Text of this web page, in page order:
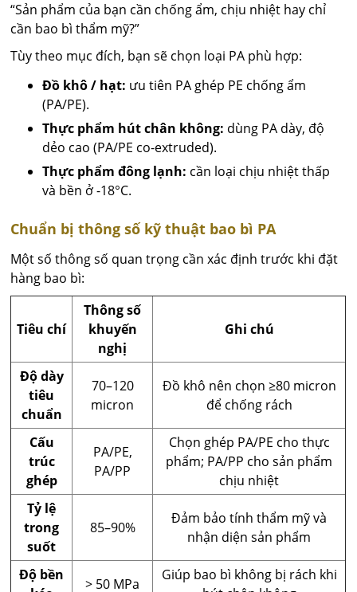
“Sản phẩm của bạn cần chống ẩm, chịu nhiệt hay chỉ
cần bao bì thẩm mỹ?”
Tùy theo mục đích, bạn sẽ chọn loại PA phù hợp:
Đồ khô / hạt: ưu tiên PA ghép PE chống ẩm
(PA/PE).
Thực phẩm hút chân không: dùng PA dày, độ
dẻo cao (PA/PE co-extruded).
Thực phẩm đông lạnh: cần loại chịu nhiệt thấp
và bền ở -18°C.
Chuẩn bị thông số kỹ thuật bao bì PA
Một số thông số quan trọng cần xác định trước khi đặt
hàng bao bì:
Tiêu chí
Thông số
khuyến
nghị
Ghi chú
Độ dày
tiêu
chuẩn
70–120
micron
Đồ khô nên chọn ≥80 micron
để chống rách
Cấu
trúc
ghép
PA/PE,
PA/PP
Chọn ghép PA/PE cho thực
phẩm; PA/PP cho sản phẩm
chịu nhiệt
Tỷ lệ
trong
suốt
85–90%
Đảm bảo tính thẩm mỹ và
nhận diện sản phẩm
Độ bền
> 50 MPa
Giúp bao bì không bị rách khi